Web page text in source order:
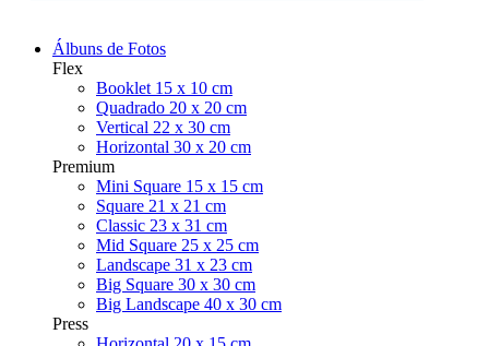
Álbuns de Fotos
Flex
Booklet 15 x 10 cm
Quadrado 20 x 20 cm
Vertical 22 x 30 cm
Horizontal 30 x 20 cm
Premium
Mini Square 15 x 15 cm
Square 21 x 21 cm
Classic 23 x 31 cm
Mid Square 25 x 25 cm
Landscape 31 x 23 cm
Big Square 30 x 30 cm
Big Landscape 40 x 30 cm
Press